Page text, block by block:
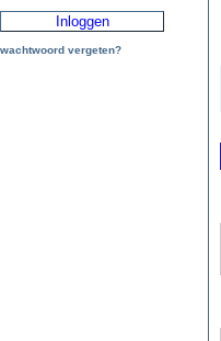
wachtwoord vergeten?